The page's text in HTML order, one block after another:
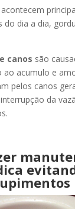
acontecem
do dia a dia,
canos são
ao acumulo e
pelos canos
da